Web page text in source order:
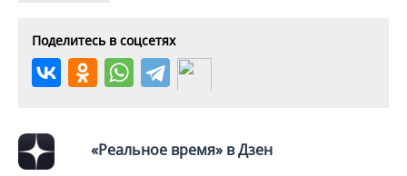
Поделитесь в соцсетях
«Реальное время» в Дзен